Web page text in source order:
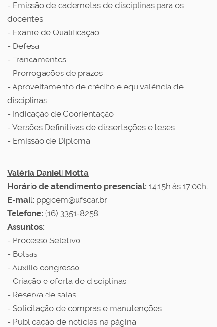
- Emissão de cadernetas de disciplinas para os
docentes
- Exame de Qualificação
- Defesa
- Trancamentos
- Prorrogações de prazos
- Aproveitamento de crédito e equivalência de
disciplinas
- Indicação de Coorientação
- Versões Definitivas de dissertações e teses
- Emissão de Diploma
Valéria Danieli Motta
Horário de atendimento presencial: 14:15h às 17:00h.
E-mail: ppgcem@ufscar.br
Telefone: (16) 3351-8258
Assuntos:
- Processo Seletivo
- Bolsas
- Auxílio congresso
- Criação e oferta de disciplinas
- Reserva de salas
- Solicitação de compras e manutenções
- Publicação de notícias na página